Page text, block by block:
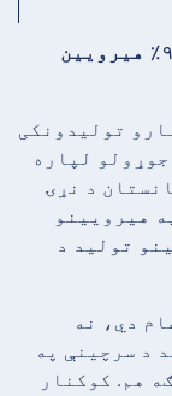
حقیقت ۲: افغانستان د نړۍ شاوخوا ۹۰٪ هیرویین
تولیدونکی
لپاره
د نړۍ
په هیرویینو
تولید د
دي، نه
د سرچینې په
هم. کوکنار